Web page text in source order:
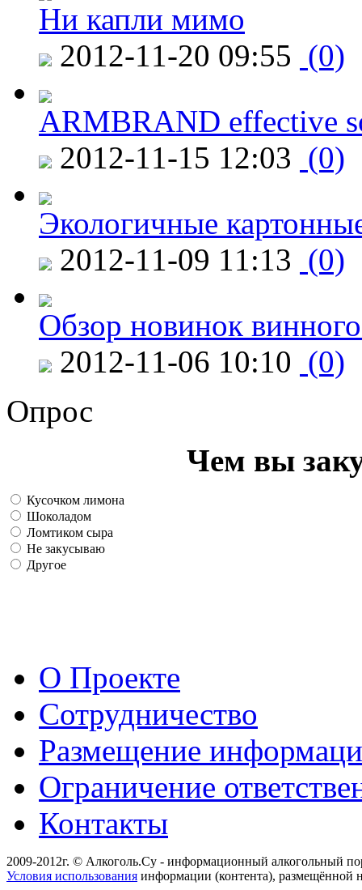
Ни капли мимо
2012-11-20 09:55 (0)
ARMBRAND effective
2012-11-15 12:03 (0)
Экологичные
2012-11-09 11:13 (0)
Обзор новинок
2012-11-06 10:10 (0)
Опрос
Чем вы
Кусочком лимона
Шоколадом
Ломтиком сыра
Не закусываю
Другое
О Проекте
Сотрудничество
Размещение
Ограничение
Контакты
2009-2012г. © Алкоголь.Су - информационный алкогольный
Условия использования информации (контента), размещённой